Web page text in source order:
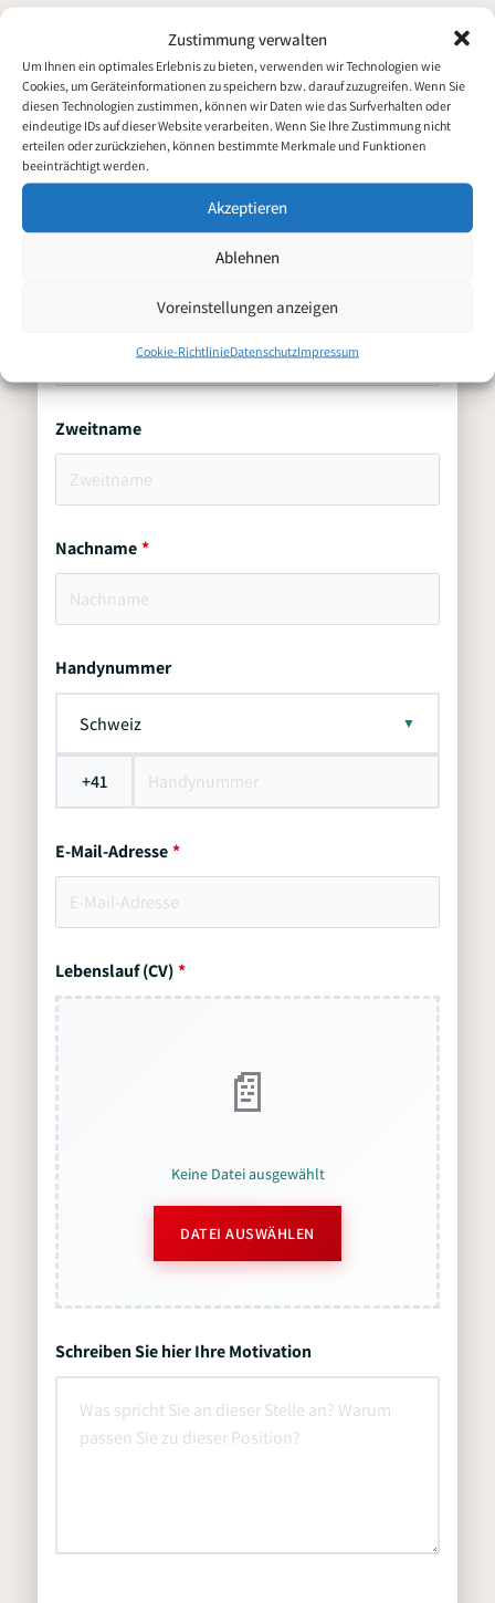
Zustimmung verwalten
Um Ihnen ein optimales Erlebnis zu bieten, verwenden wir Technologien wie
Cookies, um Geräteinformationen zu speichern bzw. darauf zuzugreifen. Wenn Sie
diesen Technologien zustimmen, können wir Daten wie das Surfverhalten oder
eindeutige IDs auf dieser Website verarbeiten. Wenn Sie Ihre Zustimmung nicht
erteilen oder zurückziehen, können bestimmte Merkmale und Funktionen
beeinträchtigt werden.
Akzeptieren
Ablehnen
Voreinstellungen anzeigen
Cookie-RichtlinieDatenschutzImpressum
Bewerbung für Schreiner für
Fassaden- und Dachbau
(m/w/d)
Persönliche Daten
Zweitname
Nachname
Handynummer
Schweiz
+41
E-Mail-Adresse
Lebenslauf (CV)
Keine Datei ausgewählt
DATEI AUSWÄHLEN
Schreiben Sie hier Ihre Motivation